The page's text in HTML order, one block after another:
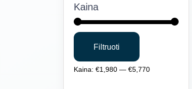
Kaina
Min
kaina
Maks
kaina
Filtruoti
Kaina: €1,980 — €5,770